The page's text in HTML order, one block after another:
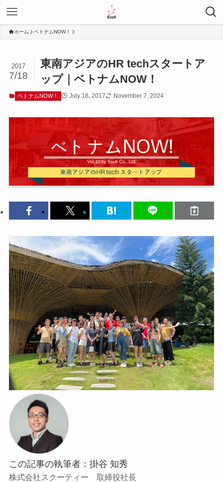
ホーム ベトナムNOW！
東南アジアのHR techスタートア
ップ｜ベトナムNOW！
2017
7/18
ベトナムNOW！ July 18, 2017 November 7, 2024
この記事の執筆者：掛谷 知秀
株式会社スクーティー 取締役社長